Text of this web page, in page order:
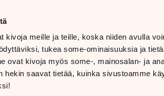
kivoja meille ja teille, koska niiden avulla
tukea some-ominaisuuksia ja
ovat kivoja myös some-, mainosalan- ja
hekin saavat tietää, kuinka sivustoamme